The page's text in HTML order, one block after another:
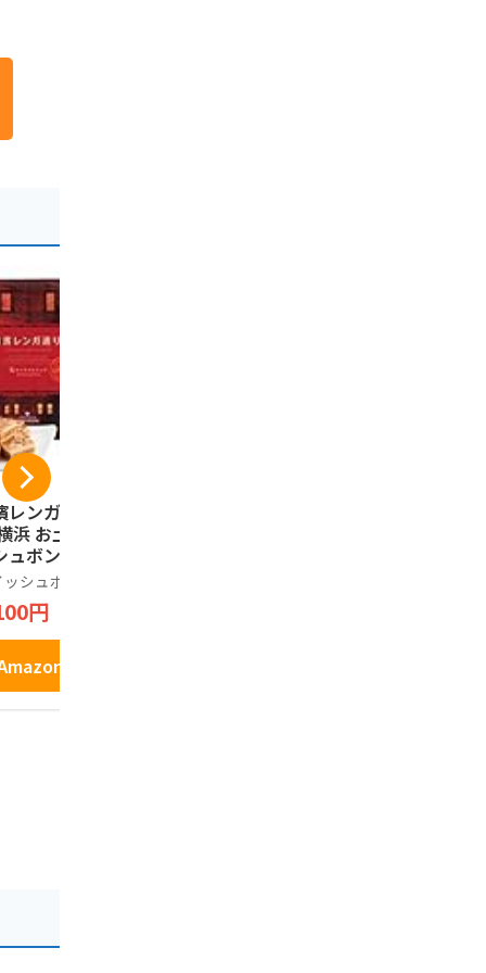
レンガ通り12個
浜 お土産 ウイ
ュボン お取り寄
フト 贈答用 お
焼菓子 お年賀
元 お歳暮 帰省
プレゼント お
シュボン
円
で見る